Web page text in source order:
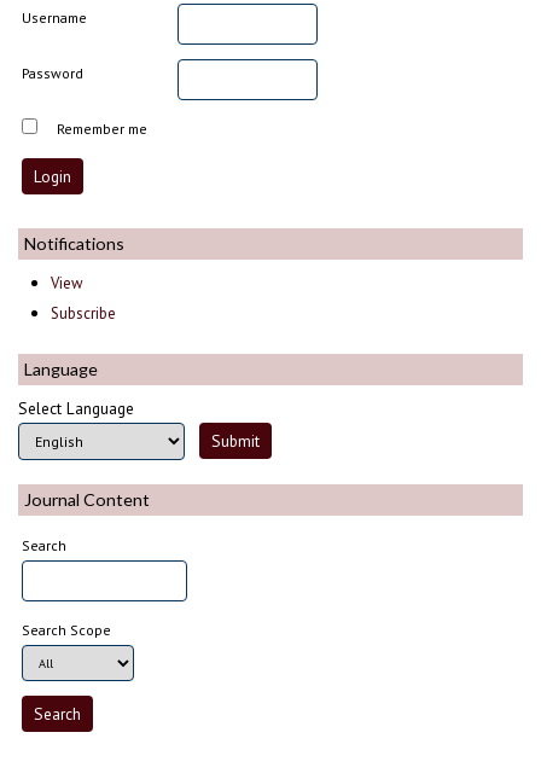
Username
Password
Remember me
Notifications
View
Subscribe
Language
Select Language
Journal Content
Search
Search Scope